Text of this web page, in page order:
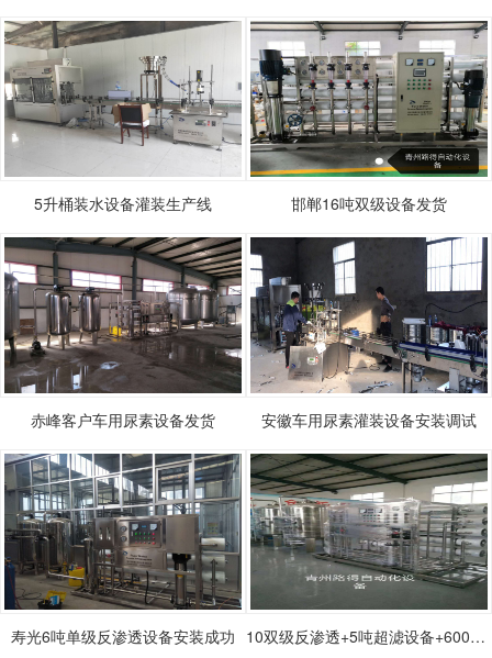
5升桶装水设备灌装生产线 邯郸16吨双级设备发货
赤峰客户车用尿素设备发货 安徽车用尿素灌装设备安装调试
寿光6吨单级反渗透设备安装成功 10双级反渗透+5吨超滤设备+600桶灌装生产设备发货